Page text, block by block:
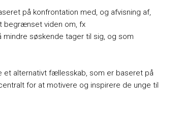
på konfrontation med, og afvisning af,
begrænset viden om, fx
søskende tager til sig, og som
et alternativt fællesskab, som er baseret på
for at motivere og inspirere de unge til